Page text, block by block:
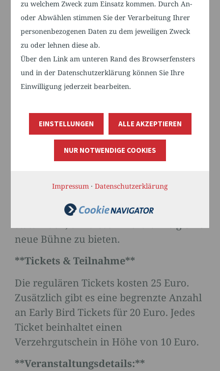
zu welchem Zweck zum Einsatz kommen. Durch An-
oder Abwählen stimmen Sie der Verarbeitung Ihrer
personenbezogenen Daten zu dem jeweiligen Zweck
zu oder lehnen diese ab.
Über den Link am unteren Rand des Browserfensters
und in der Datenschutzerklärung können Sie Ihre
Einwilligung jederzeit bearbeiten.
EINSTELLUNGEN ALLE AKZEPTIEREN
NUR NOTWENDIGE COOKIES
Impressum · Datenschutzerklärung
**Ein Abend voller Vibes und
Lebensfreude**
„Pflege tanzt“ ist mehr als nur eine Party
– es ist eine Bewegung. In einer coolen
Location, mit zwei Dancefloors und
einem vielseitigen Essensangebot wird
Pflegekräfte nicht nur arbeiten, sondern
auch genießen, feiern und das Leben
zelebrieren können.
Die Veranstaltung ist nicht
profitorientiert, sondern ein klares
Zeichen für die Wertschätzung der
Pflege. Zudem soll sie künftig jedes Jahr
neue Bühne zu bieten.
**Tickets & Teilnahme**
Die regulären Tickets kosten 25 Euro.
Zusätzlich gibt es eine begrenzte Anzahl
an Early Bird Tickets für 20 Euro. Jedes
Ticket beinhaltet einen
Verzehrgutschein in Höhe von 10 Euro.
**Veranstaltungsdetails:**